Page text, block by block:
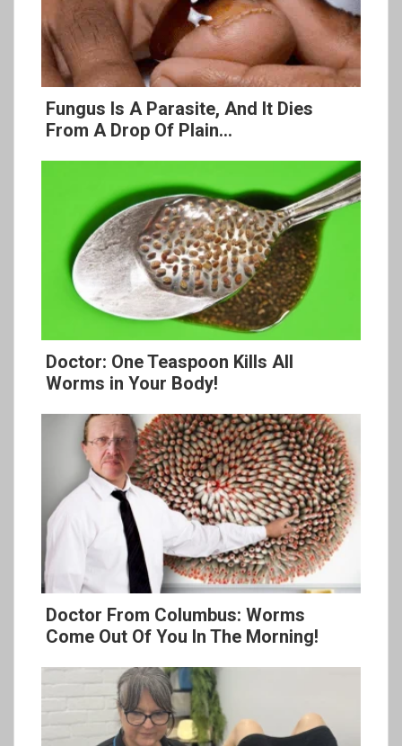
Fungus Is A Parasite, And It Dies
From A Drop Of Plain...
Doctor: One Teaspoon Kills All
Worms in Your Body!
Doctor From Columbus: Worms
Come Out Of You In The Morning!